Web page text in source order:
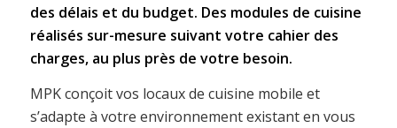
des délais et du budget. Des modules de cuisine
réalisés sur-mesure suivant votre cahier des
charges, au plus près de votre besoin.
MPK conçoit vos locaux de cuisine mobile et
s’adapte à votre environnement existant en vous